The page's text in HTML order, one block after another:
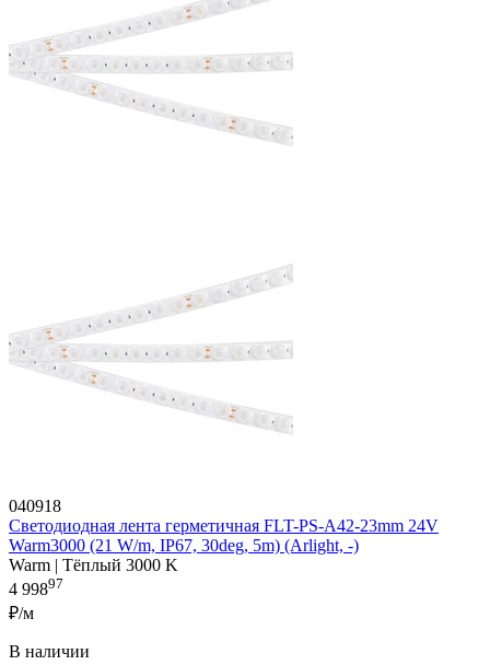
040918
Светодиодная лента герметичная FLT-PS-A42-23mm 24V
Warm3000 (21 W/m, IP67, 30deg, 5m) (Arlight, -)
Warm | Тёплый 3000 K
4 99897
₽/м
В наличии